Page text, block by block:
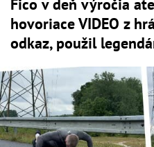
Fico v deň výročia
hovoriace VIDEO z
odkaz, použil